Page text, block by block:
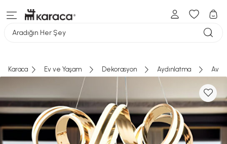
Aradığın Her Şey
Karaca Ev ve Yaşam Dekorasyon Aydınlatma